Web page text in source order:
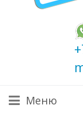
Меню